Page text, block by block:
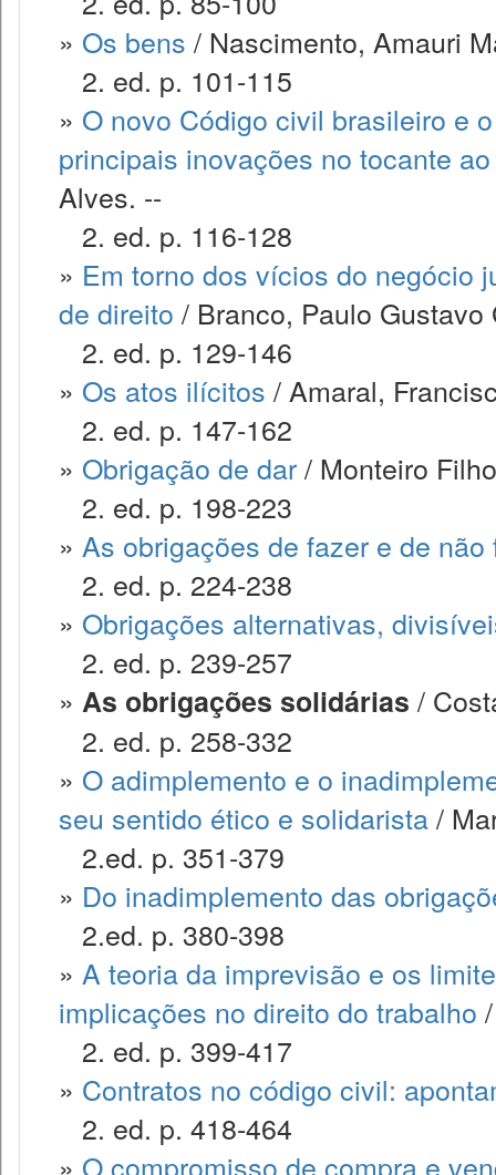
» Os bens / Nascimento, Amauri
2. ed. p. 101-115
» O novo Código civil brasileiro e
principais inovações no tocante
Alves. --
2. ed. p. 116-128
» Em torno dos vícios do negócio
de direito / Branco, Paulo Gustavo
2. ed. p. 129-146
» Os atos ilícitos / Amaral,
2. ed. p. 147-162
» Obrigação de dar/ Monteiro
2. ed. p. 198-223
» As obrigações de fazer e de não
2. ed. p. 224-238
» Obrigações alternativas,
2. ed. p. 239-257
» As obrigações solidárias /
2. ed. p. 258-332
» O adimplemento e o
seu sentido ético e solidarista/
2.ed. p. 351-379
» Do inadimplemento das
2.ed. p. 380-398
» A teoria da imprevisão e os
implicações no direito do trabalho
2. ed. p. 399-417
» Contratos no código civil:
2. ed. p. 418-464
» O compromisso de compra e